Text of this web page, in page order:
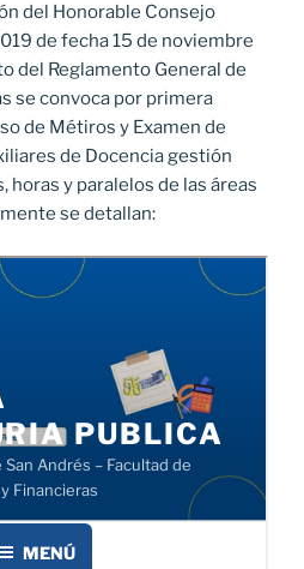
del Honorable Consejo
de fecha 15 de noviembre
del Reglamento General de
se convoca por primera
de Métiros y Examen de
de Docencia gestión
horas y paralelos de las áreas
se detallan: